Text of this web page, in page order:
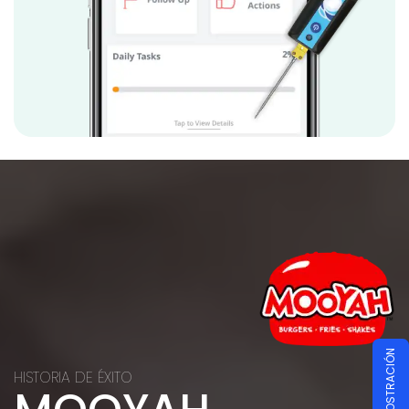
Cuando una empresa quiere crear un nuevo producto, el
mayor obstáculo es presentar una especificación. Tienen su
idea y visión, pero no pueden pintar el panorama completo.
Diseñar nuevos productos siempre tiene desafíos únicos, pero
hicimos un gran trabajo al asegurarnos de que el termómetro
con cremallera tuviera un diseño moderno y funcional.
Trabajamos incansablemente para asegurarnos de que
cada tabla se construyera sin problemas. Para que todos los
seguridad alimentaria sin problemas.
necesidad de ninguna calibración. El termómetro Zip ahorrará
a nuestros clientes un tiempo valioso al permitir que las
temperaturas se registren y guarden directamente en nuestra
aplicación de seguridad alimentaria ziphaccp en segundos.
Elimina por completo la necesidad de utilizar lápiz y papel
tradicionales. Nuestra tecnología de seguimiento de
marcas seguros en todo momento.
Como empresa de software, hemos pasado al siguiente nivel.
HISTORIA DE ÉXITO